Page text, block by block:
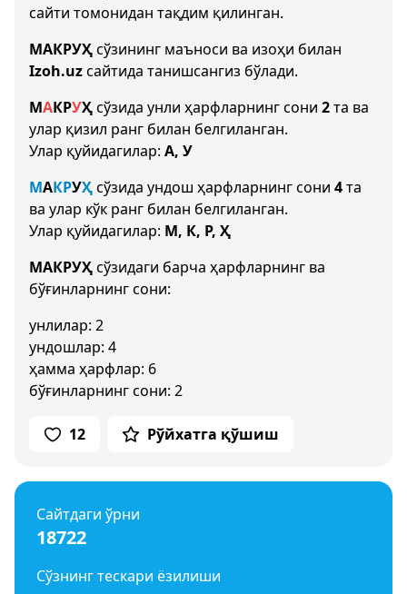
сайти томонидан тақдим қилинган.
МАКРУҲсўзининг маъноси ва изоҳи билан
Izoh.uzсайтида танишсангиз бўлади.
МАКРУҲсўзида унли ҳарфларнинг сони 2та ва
улар қизил ранг билан белгиланган.
Улар қуйидагилар: А, У
МАКРУҲсўзида ундош ҳарфларнинг сони 4та
ва улар кўк ранг билан белгиланган.
Улар қуйидагилар: М, К, Р, Ҳ
МАКРУҲсўзидаги барча ҳарфларнинг ва
бўғинларнинг сони:
унлилар: 2
ундошлар: 4
ҳамма ҳарфлар: 6
бўғинларнинг сони: 2
12 Рўйхатга қўшиш
Сайтдаги ўрни
18722
Сўзнинг тескари ёзилиши